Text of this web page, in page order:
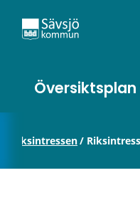
Riksintressen/